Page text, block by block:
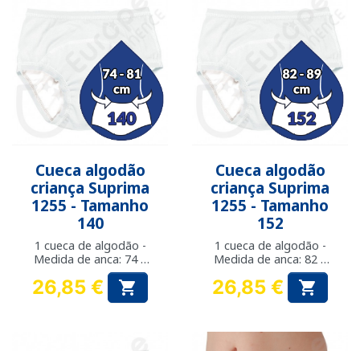
Cueca algodão
criança Suprima
1255 - Tamanho
140
1 cueca de algodão -
Medida de anca: 74 a
Preço
26,85 € 
Cueca algodão
criança Suprima
1255 - Tamanho
152
1 cueca de algodão -
Medida de anca: 82 a
Preço
26,85 € 